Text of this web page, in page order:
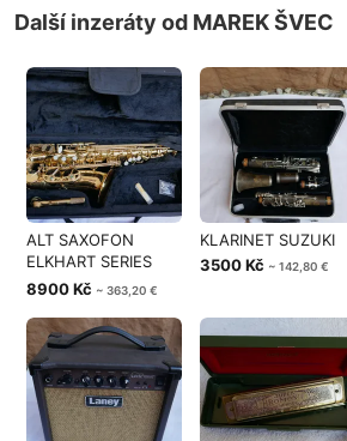
Další inzeráty od MAREK ŠVEC
ALT SAXOFON
ELKHART SERIES
II//POUZDRO
8900 Kč ~ 363,20 €
KLARINET SUZUKI
3500 Kč ~ 142,80 €